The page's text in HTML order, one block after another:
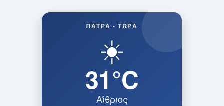
ΠΆΤΡΑ • ΤΏΡΑ
☀️
31°C
Αίθριος